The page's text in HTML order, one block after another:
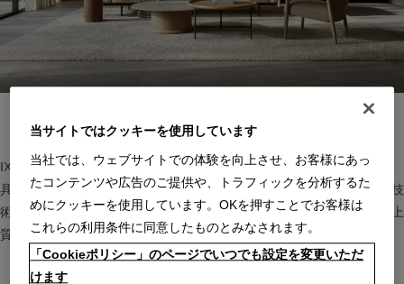
IXC（イクスシー）は、”Emotional Minimalism”を掲げるグローバル家
具ブランド。ヨーロッパの家具文化と日本の美意識を融合し、素材や技
術を活かした持続可能で洗練されたインテリアを提案。長く愛される上
質な暮らしを届けます。
当サイトではクッキーを使用しています
当社では、ウェブサイトでの体験を向上させ、お客様にあっ
たコンテンツや広告のご提供や、トラフィックを分析するた
めにクッキーを使用しています。OKを押すことでお客様は
これらの利用条件に同意したものとみなされます。
「Cookieポリシー」のページでいつでも設定を変更いただ
けます